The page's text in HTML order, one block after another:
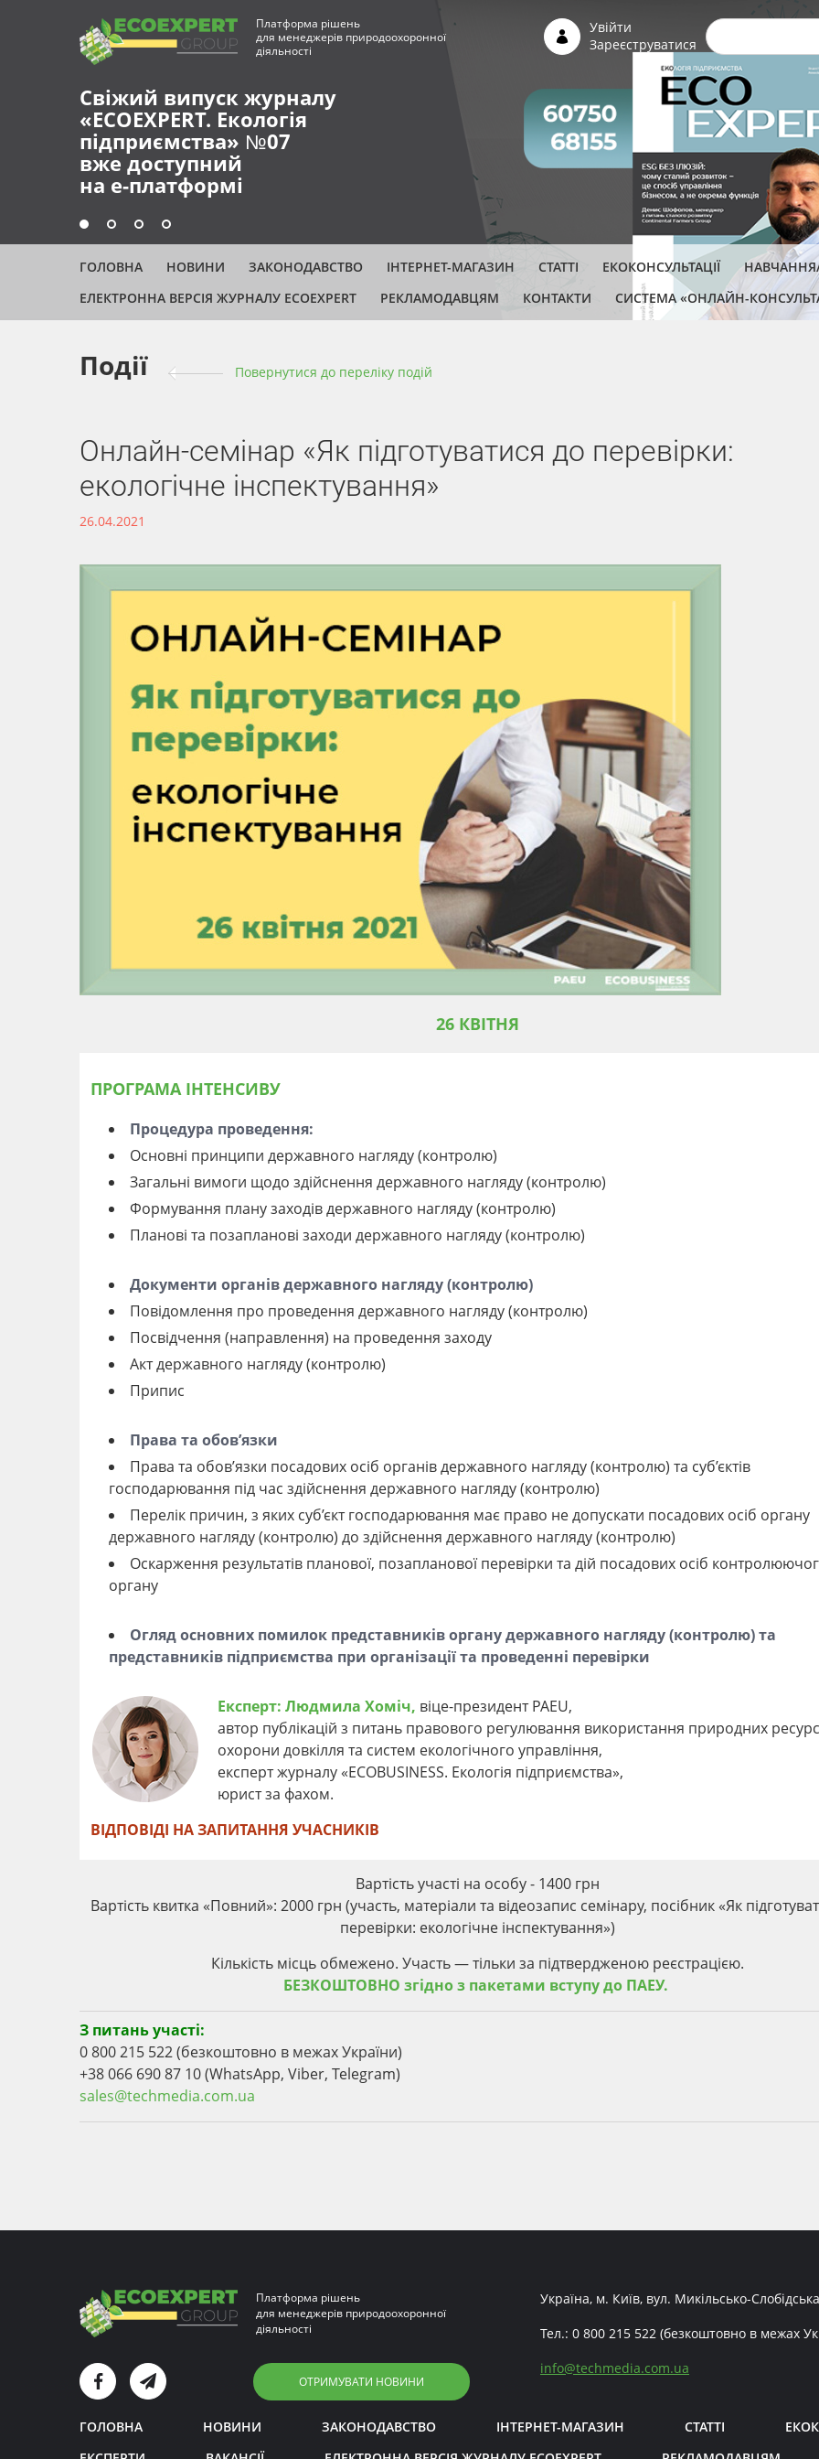
Свіжий випуск журналу
«ECOEXPERT. Екологія
підприємства» №07
вже доступний
на е-платформі
Платформа рішень
для менеджерів природоохоронної
діяльності
Увійти
Зареєструватися
ГОЛОВНА НОВИНИ ЗАКОНОДАВСТВО ІНТЕРНЕТ-МАГАЗИН СТАТТІ ЕКОКОНСУЛЬТАЦІЇ
НАВЧАННЯ/
ЕЛЕКТРОННА ВЕРСІЯ ЖУРНАЛУ ECOEXPERT
РЕКЛАМОДАВЦЯМ КОНТАКТИ СИСТЕМА «ОНЛАЙН-
Події Повернутися до переліку подій
Онлайн-семінар «Як підготуватися до перевірки:
екологічне інспектування»
26.04.2021
26 КВІТНЯ
ПРОГРАМА ІНТЕНСИВУ
Процедура проведення:
Основні принципи державного нагляду (контролю)
Загальні вимоги щодо здійснення державного нагляду (контролю)
Формування плану заходів державного нагляду (контролю)
Планові та позапланові заходи державного нагляду (контролю)
Документи органів державного нагляду (контролю)
Повідомлення про проведення державного нагляду (контролю)
Посвідчення (направлення) на проведення заходу
Акт державного нагляду (контролю)
Припис
Права та обов’язки
Права та обов’язки посадових осіб органів державного нагляду (контролю) та суб’єктів
господарювання під час здійснення державного нагляду (контролю)
Перелік причин, з яких суб’єкт господарювання має право не допускати посадових осіб органу
державного нагляду (контролю) до здійснення державного нагляду (контролю)
Оскарження результатів планової, позапланової перевірки та дій посадових осіб
органу
Огляд основних помилок представників органу державного нагляду (контролю) та
представників підприємства при організації та проведенні перевірки
Експерт: Людмила Хоміч, віце-президент PAEU,
автор публікацій з питань правового регулювання використання природних
охорони довкілля та систем екологічного управління,
експерт журналу «ECOBUSINESS. Екологія підприємства»,
юрист за фахом.
ВІДПОВІДІ НА ЗАПИТАННЯ УЧАСНИКІВ
Вартість участі на особу - 1400 грн
Вартість квитка «Повний»: 2000 грн (участь, матеріали та відеозапис семінару, посібник «Як
перевірки: екологічне інспектування»)
Кількість місць обмежено. Участь — тільки за підтвердженою реєстрацією.
БЕЗКОШТОВНО згідно з пакетами вступу до ПАЕУ.
З питань участі:
0 800 215 522 (безкоштовно в межах України)
+38 066 690 87 10 (WhatsApp, Viber, Telegram)
sales@techmedia.com.ua
Платформа рішень
для менеджерів природоохоронної
діяльності
ОТРИМУВАТИ НОВИНИ
Україна, м. Київ, вул. Микільсько-
Тел.: 0 800 215 522 (безкоштовно в межах
info@techmedia.com.ua
ГОЛОВНА НОВИНИ ЗАКОНОДАВСТВО ІНТЕРНЕТ-МАГАЗИН СТАТТІ